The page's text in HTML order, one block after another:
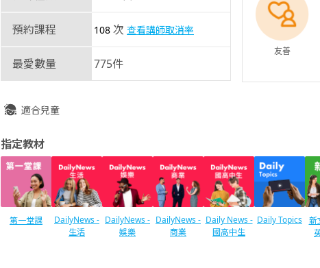
預約課程 108 次 查看講師取消率
最愛數量 775件
友善
適合兒童
指定教材
第一堂課
DailyNews -
生活
DailyNews -
娛樂
DailyNews -
商業
Daily News -
國高中生
Daily Topics 新